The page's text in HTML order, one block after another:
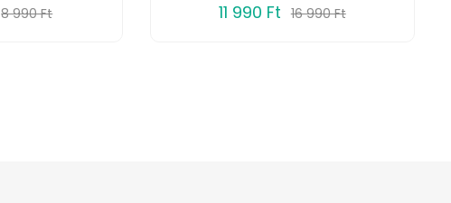
8 990 Ft 11 990 Ft 16 990 Ft